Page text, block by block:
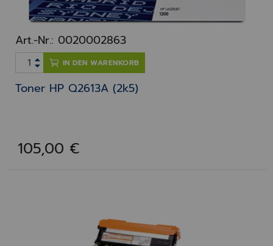
Art.-Nr.: 0020002863
IN DEN WARENKORB
Toner HP Q2613A (2k5)
105,00 €